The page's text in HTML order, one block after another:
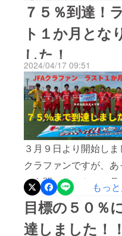
額まで到達しました！
こまでのご支援本当
がとうございます。
プロジェクトは我々熱
校サッカー部にはもち
ですが、そのほかの公
校にも勇気と可能性を
てくれていると思いま
熱田高校サッカー部が
ているビジョンである
りを元気づける、勇気
る」ことが皆様の力の
げで実現することがで
した。今度は我々が皆
７５％到達！
ト１か月とな
した！
2024/04/17 09:51
３月９日より開始しま
クラファンですが、あ
いう間にラスト１か月
りました。これまでの
へのご理解とご支援、
にありがとうございま
もっ
目標の５０％
達しました！！